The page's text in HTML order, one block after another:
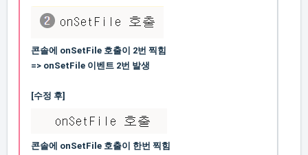
콘솔에 onSetFile 호출이 2번 찍힘
=> onSetFile 이벤트 2번 발생
[수정 후]
콘솔에 onSetFile 호출이 한번 찍힘